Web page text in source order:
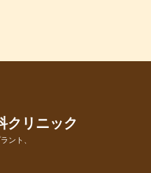
クリニック
ント、